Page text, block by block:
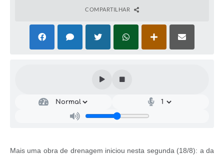
COMPARTILHAR
Mais uma obra de drenagem iniciou nesta segunda (18/8): a da